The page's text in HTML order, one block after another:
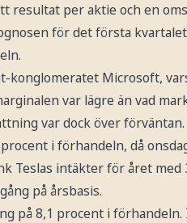
resultat per aktie och en
för det första
Microsoft,
var lägre än vad
var dock över förväntan.
i förhandeln, då
Teslas intäkter för året
på årsbasis.
på 8,1 procent i